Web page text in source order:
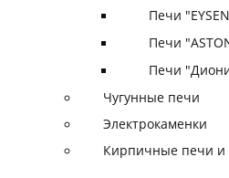
Печи
Печи
Печи
Чугунные печи
Электрокаменки
Кирпичные печи и